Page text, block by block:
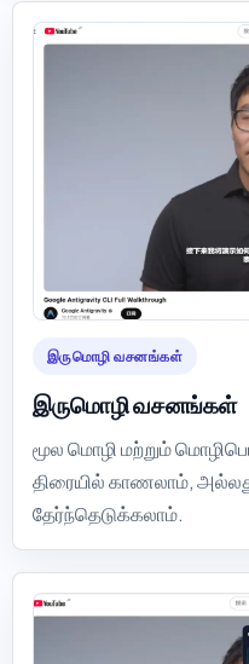
இருமொழி வசனங்கள்
இருமொழி வசனங்கள்
மூல மொழி மற்றும்
திரையில் காணலாம்,
தேர்ந்தெடுக்கலாம்.